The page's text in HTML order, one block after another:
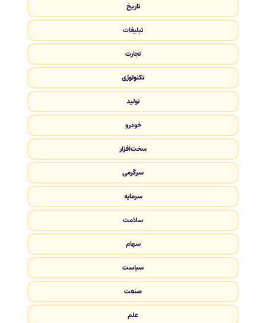
تاریخ
تبلیغات
تجارت
تکنولوژی
تولید
خودرو
سخت‌افزار
سرگرمی
سرمایه
سلامت
سهام
سیاست
صنعت
علم